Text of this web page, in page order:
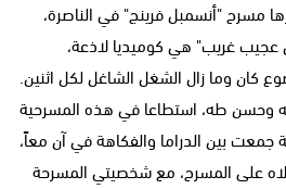
مسرح "أنسمبل فرينج" في الناصرة،
غريب" هي كوميديا لاذعة،
وما زال الشغل الشاغل لكل اثنين.
وحسن طه، استطاعا في هذه المسرحية
جمعت بين الدراما والفكاهة في آن معاً،
على المسرح، مع شخصيتي المسرحة